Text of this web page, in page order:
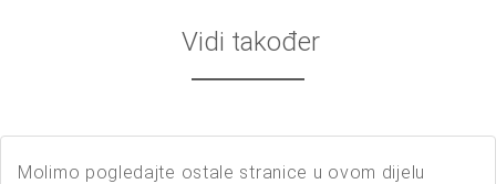
Vidi također
Molimo pogledajte ostale stranice u ovom dijelu